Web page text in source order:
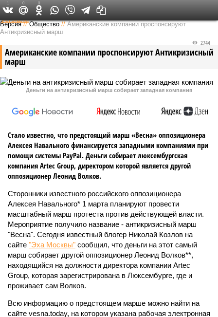
Федеральный выпуск
Версия //Общество //Американские компании проспонсируют
Антикризисный марш
Американские компании проспонсируют Антикризисный
марш
2744
Деньги на антикризисный марш собирает западная компания
Стало известно, что предстоящий марш «Весна» оппозиционера
Алексея Навального финансируется западными компаниями при
помощи системы PayPal. Деньги собирает люксембургская
компания Artec Group, директором которой является другой
оппозиционер Леонид Волков.
Сторонники известного российского оппозиционера
Алексея Навального* 1 марта планируют провести
масштабный марш протеста против действующей власти.
Мероприятие получило название - антикризисный марш
"Весна". Сегодня известный блогер Николай Козлов на
сайте "Эха Москвы" сообщил, что деньги на этот самый
марш собирает другой оппозиционер Леонид Волков**,
находящийся на должности директора компании Artec
Group, которая зарегистрирована в Люксембурге, где и
проживает сам Волков.
Всю информацию о предстоящем марше можно найти на
сайте vesna.today, на котором указана рабочая электронная
1 0 0